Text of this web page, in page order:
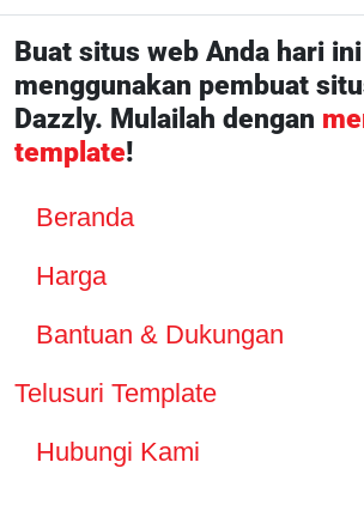
Buat situs web Anda hari ini
menggunakan pembuat
Dazzly. Mulailah dengan
template!
Beranda
Harga
Bantuan & Dukungan
Telusuri Template
Hubungi Kami